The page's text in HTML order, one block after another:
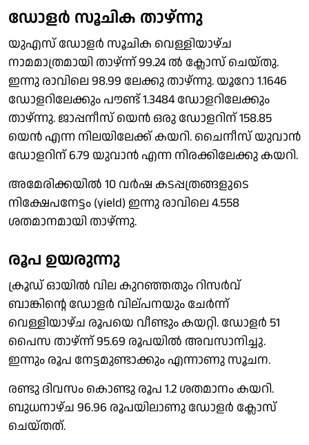
ഡോളർ സൂചിക താഴ്ന്നു
യുഎസ് ഡോളർ സൂചിക വെള്ളിയാഴ്ച
നാമമാത്രമായി താഴ്ന്ന് 99.24 ൽ ക്ലോസ് ചെയ്തു.
ഇന്നു രാവിലെ 98.99 ലേക്കു താഴ്ന്നു. യൂറോ 1.1646
ഡോളറിലേക്കും പൗണ്ട് 1.3484 ഡോളറിലേക്കും
താഴ്ന്നു. ജാപ്പനീസ് യെൻ ഒരു ഡോളറിന് 158.85
യെൻ എന്ന നിലയിലേക്ക് കയറി. ചൈനീസ് യുവാൻ
ഡോളറിന് 6.79 യുവാൻ എന്ന നിരക്കിലേക്കു കയറി.
അമേരിക്കയിൽ 10 വർഷ കടപ്പത്രങ്ങളുടെ
നിക്ഷേപനേട്ടം (yield) ഇന്നു രാവിലെ 4.558
ശതമാനമായി താഴ്ന്നു.
രൂപ ഉയരുന്നു
ക്രൂഡ് ഓയിൽ വില കുറഞ്ഞതും റിസർവ്
ബാങ്കിൻ്റെ ഡോളർ വില്പനയും ചേർന്ന്
വെള്ളിയാഴ്ച രൂപയെ വീണ്ടും കയറ്റി. ഡോളർ 51
പൈസ താഴ്‌ന്ന് 95.69 രൂപയിൽ അവസാനിച്ചു.
ഇന്നും രൂപ നേട്ടമുണ്ടാക്കും എന്നാണു സൂചന.
രണ്ടു ദിവസം കൊണ്ടു രൂപ 1.2 ശതമാനം കയറി.
ബുധനാഴ്ച 96.96 രൂപയിലാണു ഡോളർ ക്ലോസ്
ചെയ്തത്.